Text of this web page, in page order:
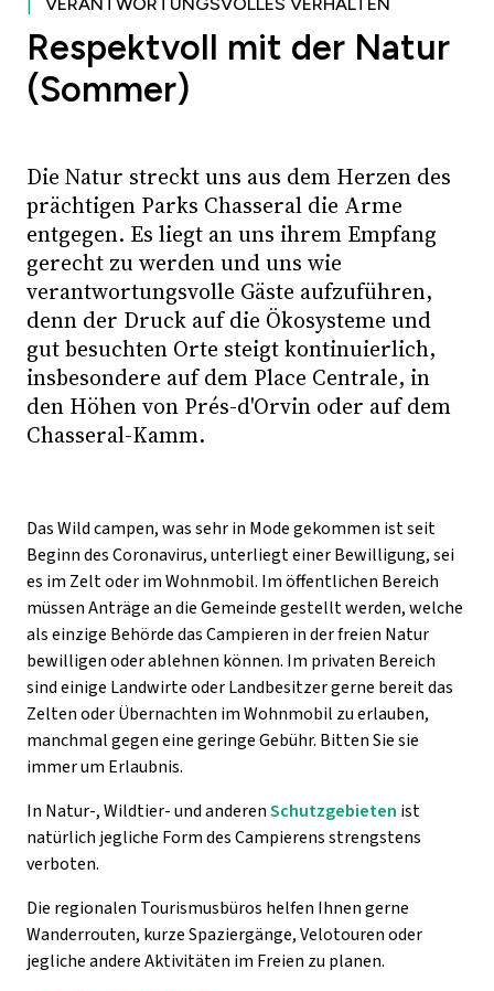
Respektvoll mit der Natur
(Sommer)
Die Natur streckt uns aus dem Herzen des
prächtigen Parks Chasseral die Arme
entgegen. Es liegt an uns ihrem Empfang
gerecht zu werden und uns wie
verantwortungsvolle Gäste aufzuführen,
denn der Druck auf die Ökosysteme und
gut besuchten Orte steigt kontinuierlich,
insbesondere auf dem Place Centrale, in
den Höhen von Prés-d'Orvin oder auf dem
Chasseral-Kamm.
Das Wild campen, was sehr in Mode gekommen ist seit
Beginn des Coronavirus, unterliegt einer Bewilligung, sei
es im Zelt oder im Wohnmobil. Im öffentlichen Bereich
müssen Anträge an die Gemeinde gestellt werden, welche
als einzige Behörde das Campieren in der freien Natur
bewilligen oder ablehnen können. Im privaten Bereich
sind einige Landwirte oder Landbesitzer gerne bereit das
Zelten oder Übernachten im Wohnmobil zu erlauben,
manchmal gegen eine geringe Gebühr. Bitten Sie sie
immer um Erlaubnis.
In Natur-, Wildtier- und anderenSchutzgebieten ist
natürlich jegliche Form des Campierens strengstens
verboten.
Die regionalen Tourismusbüros helfen Ihnen gerne
Wanderrouten, kurze Spaziergänge, Velotouren oder
jegliche andere Aktivitäten im Freien zu planen.